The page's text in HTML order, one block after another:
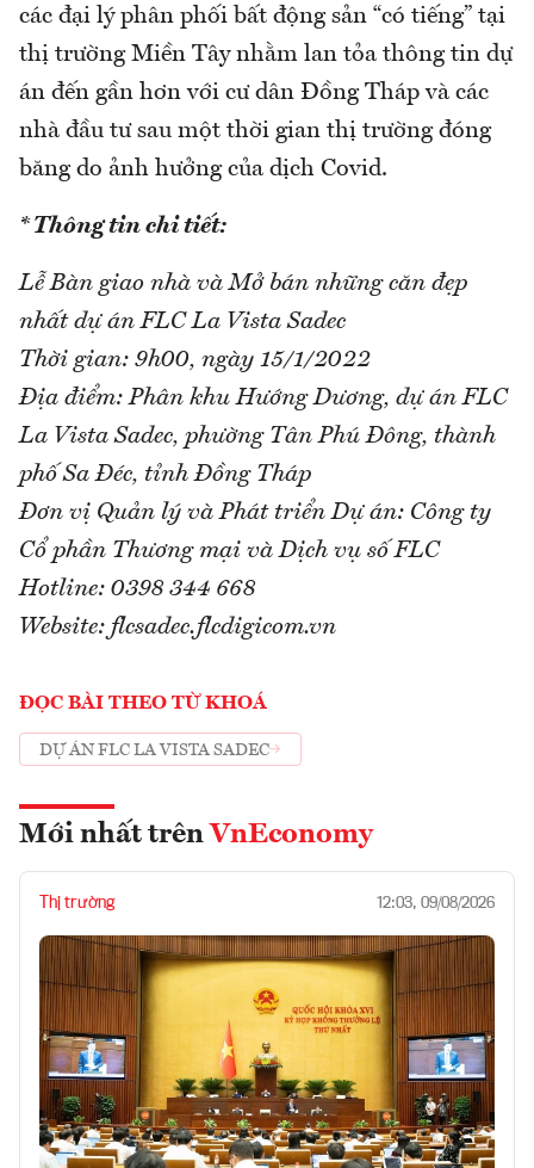
các đại lý phân phối bất động sản “có tiếng” tại
thị trường Miền Tây nhằm lan tỏa thông tin dự
án đến gần hơn với cư dân Đồng Tháp và các
nhà đầu tư sau một thời gian thị trường đóng
băng do ảnh hưởng của dịch Covid.
* Thông tin chi tiết:
Lễ Bàn giao nhà và Mở bán những căn đẹp
nhất dự án FLC La Vista Sadec
Thời gian: 9h00, ngày 15/1/2022
Địa điểm: Phân khu Hướng Dương, dự án FLC
La Vista Sadec, phường Tân Phú Đông, thành
phố Sa Đéc, tỉnh Đồng Tháp
Đơn vị Quản lý và Phát triển Dự án: Công ty
Cổ phần Thương mại và Dịch vụ số FLC
Hotline: 0398 344 668
Website: flcsadec.flcdigicom.vn
ĐỌC BÀI THEO TỪ KHOÁ
DỰ ÁN FLC LA VISTA SADEC
Mới nhất trên VnEconomy
Thị trường 12:03, 09/08/2026